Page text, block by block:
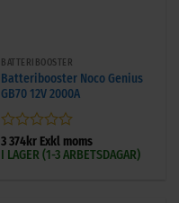
BATTERIBOOSTER
Batteribooster Noco Genius
GB70 12V 2000A
Betygsatt
0
3 374kr Exkl moms
I LAGER (1-3 ARBETSDAGAR)